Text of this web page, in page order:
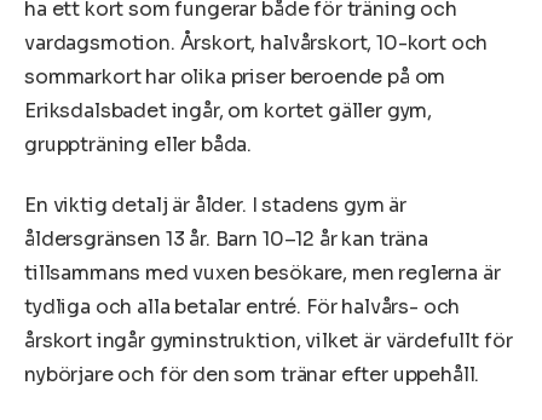
ha ett kort som fungerar både för träning och
vardagsmotion. Årskort, halvårskort, 10-kort och
sommarkort har olika priser beroende på om
Eriksdalsbadet ingår, om kortet gäller gym,
gruppträning eller båda.
En viktig detalj är ålder. I stadens gym är
åldersgränsen 13 år. Barn 10–12 år kan träna
tillsammans med vuxen besökare, men reglerna är
tydliga och alla betalar entré. För halvårs- och
årskort ingår gyminstruktion, vilket är värdefullt för
nybörjare och för den som tränar efter uppehåll.